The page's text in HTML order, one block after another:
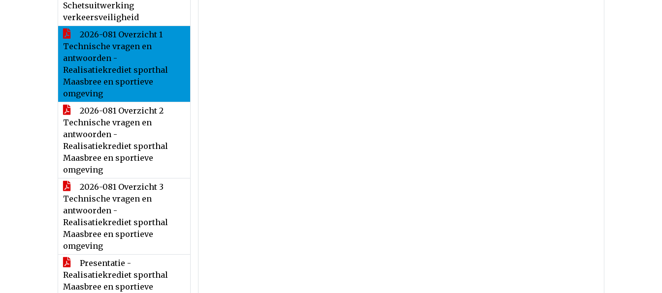
Schetsuitwerking
verkeersveiligheid
2026-081 Overzicht 1
Technische vragen en
antwoorden -
Realisatiekrediet sporthal
Maasbree en sportieve
omgeving
2026-081 Overzicht 2
Technische vragen en
antwoorden -
Realisatiekrediet sporthal
Maasbree en sportieve
omgeving
2026-081 Overzicht 3
Technische vragen en
antwoorden -
Realisatiekrediet sporthal
Maasbree en sportieve
omgeving
Presentatie -
Realisatiekrediet sporthal
Maasbree en sportieve